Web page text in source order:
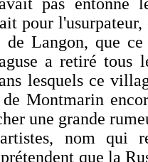
pour l'usurpateur,
de Langon, que
a retiré tous
lesquels ce
Montmarin
une grande
nom qui
que la